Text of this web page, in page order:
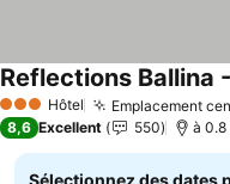
3 ÉtoilesHôtel Emplacement
Reflections Ballina
8,6 Excellent 550 à 0.8
Sélectionnez des dates